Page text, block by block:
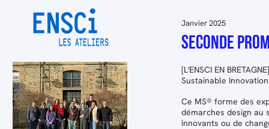
Janvier 2025
Seconde
[L'ENSCI EN
Sustainable
Ce MS® forme des
démarches design au
innovants ou de